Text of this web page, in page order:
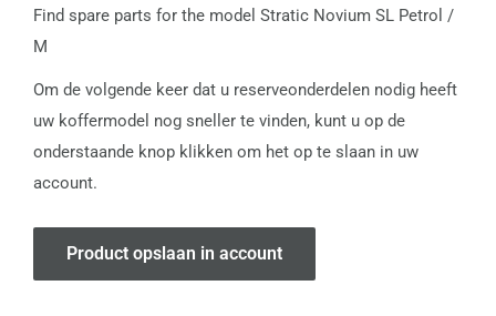
Find spare parts for the model Stratic Novium SL Petrol /
M
Om de volgende keer dat u reserveonderdelen nodig heeft
uw koffermodel nog sneller te vinden, kunt u op de
onderstaande knop klikken om het op te slaan in uw
account.
Product opslaan in account